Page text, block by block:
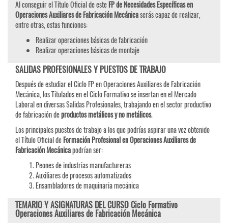
Al conseguir el Título Oficial de esteFP de Necesidades Específicas en
Operaciones Auxiliares de Fabricación Mecánicaserás capaz de realizar,
entre otras, estas funciones:
Realizar operaciones básicas de fabricación
Realizar operaciones básicas de montaje
SALIDAS PROFESIONALES Y PUESTOS DE TRABAJO
Después de estudiar el Ciclo FP en Operaciones Auxiliares de Fabricación
Mecánica, los Titulados en el Ciclo Formativo se insertan en el Mercado
Laboral en diversas Salidas Profesionales, trabajando en el sector productivo
de fabricación deproductos metálicos y no metálicos.
Los principales puestos de trabajo a los que podrías aspirar una vez obtenido
el Título Oficial deFormación Profesional en Operaciones Auxiliares de
Fabricación Mecánicapodrían ser:
Peones de industrias manufactureras
Auxiliares de procesos automatizados
Ensambladores de maquinaria mecánica
TEMARIO Y ASIGNATURAS DEL CURSO Ciclo Formativo
Operaciones Auxiliares de Fabricación Mecánica